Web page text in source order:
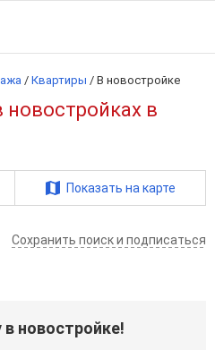
/ Квартиры / В новостройке
в
Показать на карте
Сохранить поиск и подписаться
новостройке!